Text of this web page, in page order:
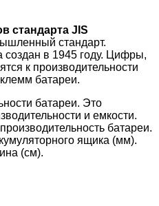
стандарта JIS
стандарт.
создан в 1945 году. Цифры,
к производительности
батареи.
батареи. Это
и емкости.
батареи.
ящика (мм).
(см).